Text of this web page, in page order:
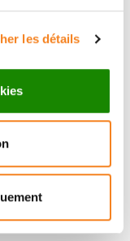
les détails
réseaux
newsletter.